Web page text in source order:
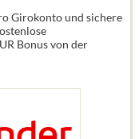
Girokonto und sichere
Bonus von der